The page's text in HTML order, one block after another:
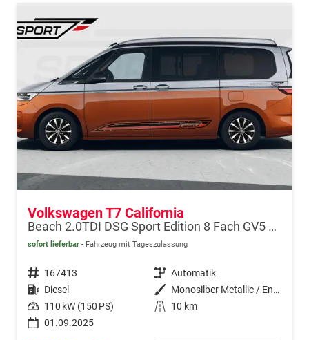
Volkswagen T7 California
Beach 2.0TDI DSG Sport Edition 8 Fach GV5 Elegance+
sofort lieferbar Fahrzeug mit Tageszulassung
Fahrzeugnr. 167413 Getriebe Automatik
Kraftstoff Diesel Außenfarbe
Monosilber Metallic / Energeticorange Metallic
Leistung 110 kW (150 PS) Kilometerstand
10 km
01.09.2025